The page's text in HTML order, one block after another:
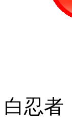
白忍者